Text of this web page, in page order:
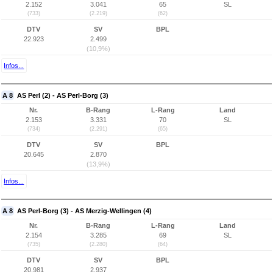
2.152
(733)
3.041
(2.219)
65
(62)
SL
DTV
22.923
SV
2.499
(10,9%)
BPL
Infos...
A 8 AS Perl (2) - AS Perl-Borg (3)
Nr.
2.153
(734)
B-Rang
3.331
(2.291)
L-Rang
70
(65)
Land
SL
DTV
20.645
SV
2.870
(13,9%)
BPL
Infos...
A 8 AS Perl-Borg (3) - AS Merzig-Wellingen (4)
Nr.
2.154
(735)
B-Rang
3.285
(2.280)
L-Rang
69
(64)
Land
SL
DTV
20.981
SV
2.937
BPL